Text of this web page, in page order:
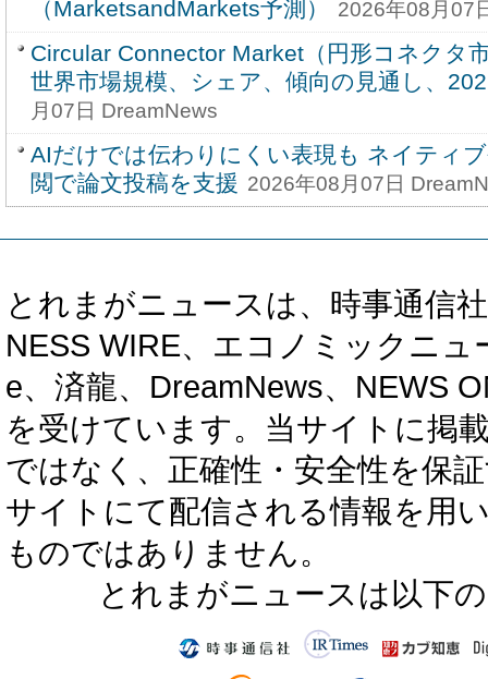
（MarketsandMarkets予測） 2026年08月07
Circular Connector Market（円形コネクタ
世界市場規模、シェア、傾向の見通し、
月07日 DreamNews
AIだけでは伝わりにくい表現も ネイティ
閲で論文投稿を支援 2026年08月07日
とれまがニュースは、時事通信
NESS WIRE、エコノミックニ
e、済龍、DreamNews、NEWS
を受けています。当サイトに掲
ではなく、正確性・安全性を保
サイトにて配信される情報を用
ものではありません。
とれまがニュースは以下